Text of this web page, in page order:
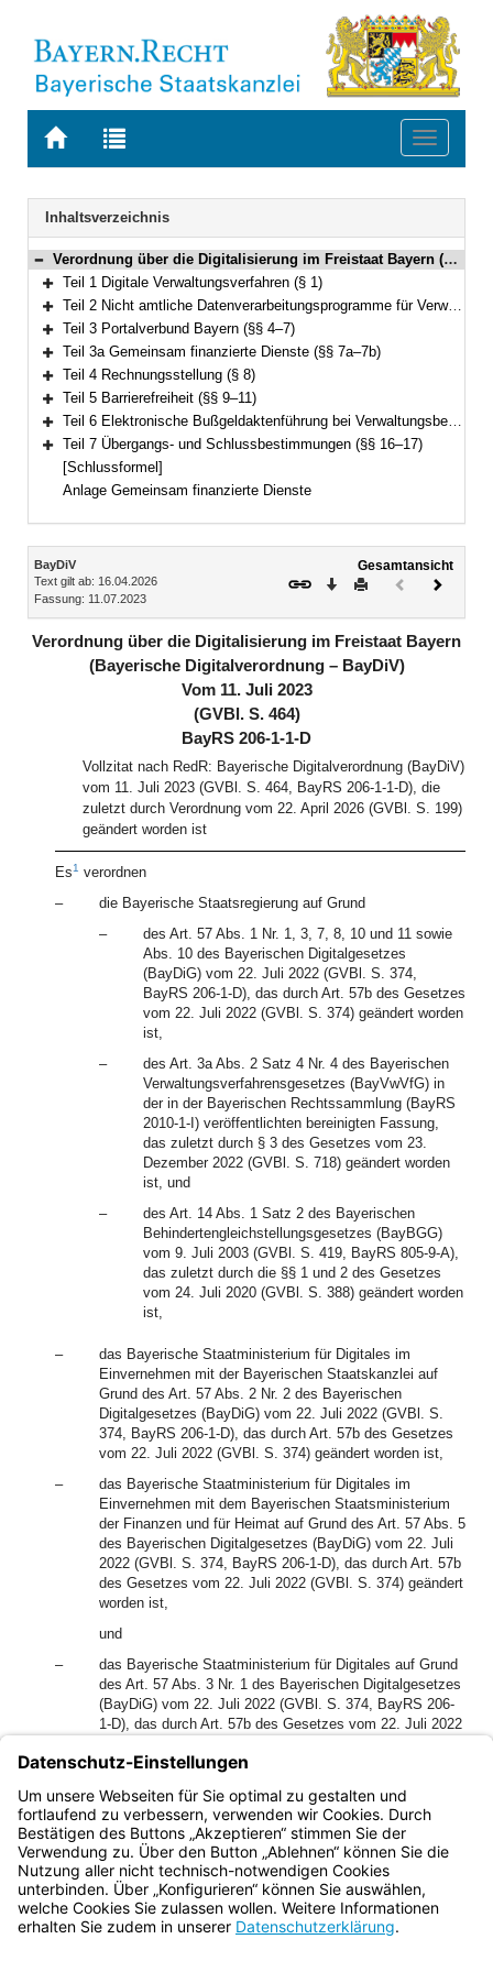
Zur
BAYERN.RECHT
Zur
letzten
Suche
Toggle
Navigation
Inhaltsverzeichnis
Bereich reduzieren
Verordnung über die Digitalisierung im Freistaat Bayern (Bayerische Digitalverordnung – BayDiV) Vom 11. Juli 2023 (GVBl. S. 464) BayRS 206-1-1-D (§§ 1–17)
Bereich erweitern
Teil 1 Digitale Verwaltungsverfahren (§ 1)
Bereich erweitern
Teil 2 Nicht amtliche Datenverarbeitungsprogramme für Verwaltungsverfahren, Datenübermittlung (§§ 2–3)
Bereich erweitern
Teil 3 Portalverbund Bayern (§§ 4–7)
Bereich erweitern
Teil 3a Gemeinsam finanzierte Dienste (§§ 7a–7b)
Bereich erweitern
Teil 4 Rechnungsstellung (§ 8)
Bereich erweitern
Teil 5 Barrierefreiheit (§§ 9–11)
Bereich erweitern
Teil 6 Elektronische Bußgeldaktenführung bei Verwaltungsbehörden (§§ 12–15)
Bereich erweitern
Teil 7 Übergangs- und Schlussbestimmungen (§§ 16–17)
[Schlussformel]
Anlage Gemeinsam finanzierte Dienste
Inhalt
BayDiV
Text gilt ab: 16.04.2026
Fassung: 11.07.2023
Gesamtansicht
Download
DruckenVorheriges
(inaktiv)
Verordnung über die Digitalisierung im Freistaat Bayern
(Bayerische Digitalverordnung – BayDiV)
Vom 11. Juli 2023
(GVBl. S. 464)
BayRS 206-1-1-D
Vollzitat nach RedR: Bayerische Digitalverordnung (BayDiV)
vom 11. Juli 2023 (GVBl. S. 464, BayRS 206-1-1-D), die
zuletzt durch Verordnung vom 22. April 2026 (GVBl. S. 199)
geändert worden ist
Es1 verordnen
–
die Bayerische Staatsregierung auf Grund
–
des Art. 57 Abs. 1 Nr. 1, 3, 7, 8, 10 und 11 sowie
Abs. 10 des Bayerischen Digitalgesetzes
(BayDiG) vom 22. Juli 2022 (GVBl. S. 374,
BayRS 206-1-D), das durch Art. 57b des Gesetzes
vom 22. Juli 2022 (GVBl. S. 374) geändert worden
ist,
–
des Art. 3a Abs. 2 Satz 4 Nr. 4 des Bayerischen
Verwaltungsverfahrensgesetzes (BayVwVfG) in
der in der Bayerischen Rechtssammlung (BayRS
2010-1-I) veröffentlichten bereinigten Fassung,
das zuletzt durch § 3 des Gesetzes vom 23.
Dezember 2022 (GVBl. S. 718) geändert worden
ist, und
–
des Art. 14 Abs. 1 Satz 2 des Bayerischen
Behindertengleichstellungsgesetzes (BayBGG)
vom 9. Juli 2003 (GVBl. S. 419, BayRS 805-9-A),
das zuletzt durch die §§ 1 und 2 des Gesetzes
vom 24. Juli 2020 (GVBl. S. 388) geändert worden
ist,
–
das Bayerische Staatministerium für Digitales im
Einvernehmen mit der Bayerischen Staatskanzlei auf
Grund des Art. 57 Abs. 2 Nr. 2 des Bayerischen
Digitalgesetzes (BayDiG) vom 22. Juli 2022 (GVBl. S.
374, BayRS 206-1-D), das durch Art. 57b des Gesetzes
vom 22. Juli 2022 (GVBl. S. 374) geändert worden ist,
–
das Bayerische Staatministerium für Digitales im
Einvernehmen mit dem Bayerischen Staatsministerium
der Finanzen und für Heimat auf Grund des Art. 57 Abs. 5
des Bayerischen Digitalgesetzes (BayDiG) vom 22. Juli
2022 (GVBl. S. 374, BayRS 206-1-D), das durch Art. 57b
des Gesetzes vom 22. Juli 2022 (GVBl. S. 374) geändert
worden ist,
und
–
das Bayerische Staatministerium für Digitales auf Grund
des Art. 57 Abs. 3 Nr. 1 des Bayerischen Digitalgesetzes
(BayDiG) vom 22. Juli 2022 (GVBl. S. 374, BayRS 206-
1-D), das durch Art. 57b des Gesetzes vom 22. Juli 2022
1[Amtl. Anm.:]Diese Verordnung dient der Umsetzung der
Richtlinie 2014/55/EU und der Richtlinie (EU) 2016/2102.
Bayern.de
BayernPortal